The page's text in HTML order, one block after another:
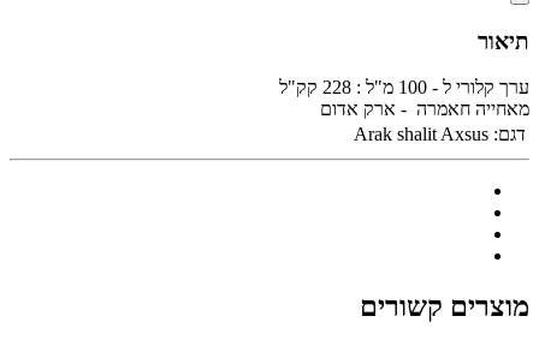
תיאור
ערך קלורי ל - 100 מ"ל : 228 קק"ל
מאחייה חאמרה - ארק אדום
דגם: Arak shalit Axsus
מוצרים קשורים